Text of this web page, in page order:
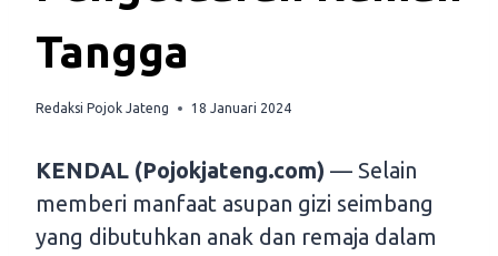
Tangga
Redaksi Pojok Jateng 18 Januari 2024
KENDAL (Pojokjateng.com) — Selain
memberi manfaat asupan gizi seimbang
yang dibutuhkan anak dan remaja dalam